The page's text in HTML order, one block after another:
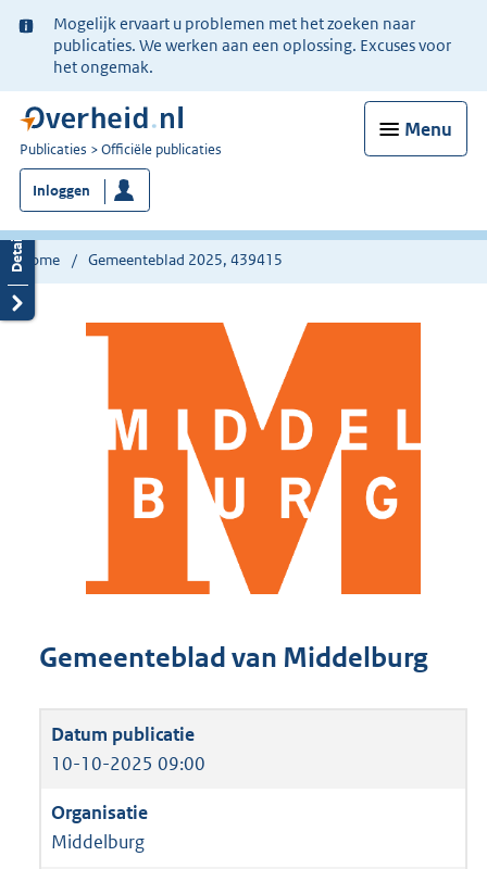
Ter
informatie:
Mogelijk ervaart u problemen met het zoeken naar
publicaties. We werken aan een oplossing. Excuses voor
het ongemak.
Menu
U
bent
nu
hier:
Publicaties Officiële publicaties
Inloggen
Home Gemeenteblad 2025, 439415
Gemeenteblad van Middelburg
10-10-2025 09:00
Middelburg